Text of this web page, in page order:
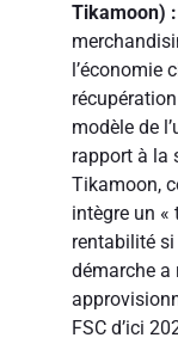
Tikamoon) :
l’économie
modèle de
rapport à la
Tikamoon,
intègre un «
rentabilité
démarche a
FSC d’ici